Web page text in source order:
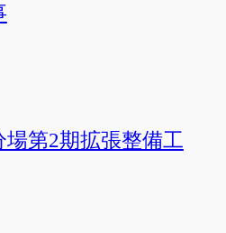
第2期拡張整備工